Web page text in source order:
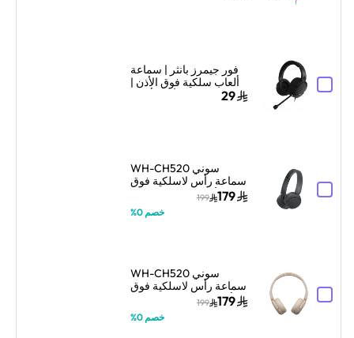
فور جيمرز بانثر | سماعة
ألعاب سلكية فوق الأذن |
تصميم فوق الأذن | أسود
29
سوني WH-CH520
سماعة رأس لاسلكية فوق
الأذن مع ميكروفون –
أسود
179
199
خصم 0%
سوني WH-CH520
سماعة رأس لاسلكية فوق
الأذن مع ميكروفون – بيج
179
199
خصم 0%